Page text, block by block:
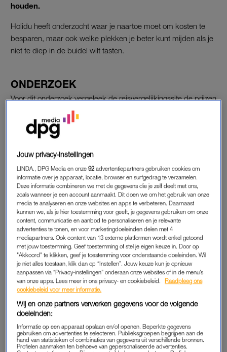
houden.
Holidu heeft onderzocht waar je naartoe moet om kosten te
besparen, maar ook welke plekken je beter kunt mijden als je
niet te diep in de buidel wilt tasten.
ONDERZOEK
Voor dit onderzoek vergeleek de reisvergelijkingssite de prijzen
van skipassen en accommodaties per nacht per persoon in
alle skigebieden in Europa met meer dan 20 km piste. Volgens
het onderzoek kun je het beste je vakantie in
après-ski.
TOP DRIE GOEDKOOPSTE
BESTEMMINGEN
Roubin les Buisses
We beginnen met de absolute nummer één, en dat is het
skigebied Roubin les Buisses. Daar betaal je slechts 20 euro
voor een skipas voor een dag in het hoogseizoen. De
accommodatieprijzen beginnen al rond de 26 euro per nacht.
Wat je daarvoor krijgt, is niet meegenomen in het onderzoek,
maar je bent in elk geval voorzien van een skipas en een
slaapplek. Het gebied beslaat ongeveer 30 vierkante
kilometer, heeft acht liften en ligt op een hoogte tussen de
1.420 en 1.920 meter. In hoeverre het sneeuwzeker is, valt te
bezien. Roubin les Buisses heeft een relatief kort seizoen en is
Jouw privacy-instellingen
LINDA., DPG Media en onze92 advertentiepartners gebruiken cookies om
informatie over je apparaat, locatie, browser en surfgedrag te verzamelen.
Deze informatie combineren we met de gegevens die je zelf deelt met ons,
zoals wanneer je een account aanmaakt. Dit doen we om het gebruik van onze
media te analyseren en onze websites en apps te verbeteren. Daarnaast
kunnen we, als je hier toestemming voor geeft, je gegevens gebruiken om onze
content, communicatie en aanbod te personaliseren en je relevante
advertenties te tonen, en voor marketingdoeleinden delen met 4
mediapartners. Ook content van 13 externe platformen wordt enkel getoond
met jouw toestemming. Geef toestemming of stel je eigen keuze in. Door op
"Akkoord" te klikken, geef je toestemming voor onderstaande doeleinden. Wil
je niet alles toestaan, klik dan op “Instellen”. Jouw keuze kun je opnieuw
aanpassen via “Privacy-instellingen” onderaan onze websites of in de menu’s
van onze apps. Lees meer in ons privacy- en cookiebeleid.
Raadpleeg ons
cookiebeleid voor meer informatie.
Wij en onze partners verwerken gegevens voor de volgende
doeleinden:
Informatie op een apparaat opslaan en/of openen. Beperkte gegevens
gebruiken om advertenties te selecteren. Publieksgroepen begrijpen aan de
hand van statistieken of combinaties van gegevens uit verschillende bronnen.
Profielen aanmaken ten behoeve van gepersonaliseerde advertenties.